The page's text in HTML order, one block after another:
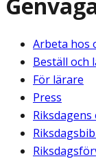
Arbeta hos
Beställ och
För lärare
Press